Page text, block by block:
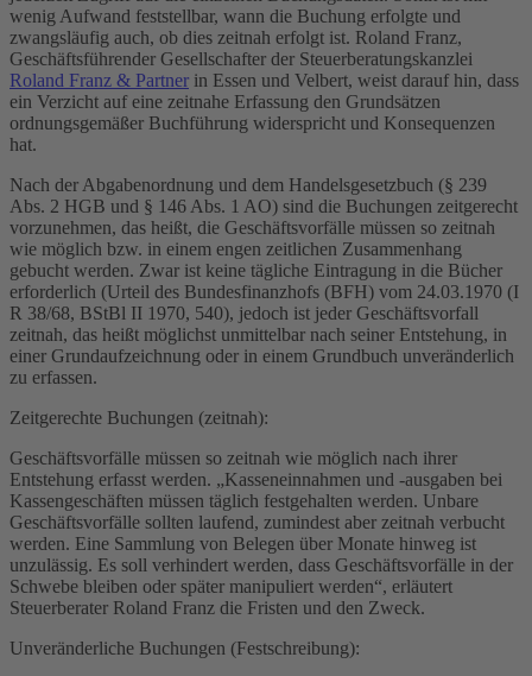
wenig Aufwand feststellbar, wann die Buchung erfolgte und
zwangsläufig auch, ob dies zeitnah erfolgt ist. Roland Franz,
Geschäftsführender Gesellschafter der Steuerberatungskanzlei
Roland Franz & Partner in Essen und Velbert, weist darauf hin, dass
ein Verzicht auf eine zeitnahe Erfassung den Grundsätzen
ordnungsgemäßer Buchführung widerspricht und Konsequenzen
hat.
Nach der Abgabenordnung und dem Handelsgesetzbuch (§ 239
Abs. 2 HGB und § 146 Abs. 1 AO) sind die Buchungen zeitgerecht
vorzunehmen, das heißt, die Geschäftsvorfälle müssen so zeitnah
wie möglich bzw. in einem engen zeitlichen Zusammenhang
gebucht werden. Zwar ist keine tägliche Eintragung in die Bücher
erforderlich (Urteil des Bundesfinanzhofs (BFH) vom 24.03.1970 (I
R 38/68, BStBl II 1970, 540), jedoch ist jeder Geschäftsvorfall
zeitnah, das heißt möglichst unmittelbar nach seiner Entstehung, in
einer Grundaufzeichnung oder in einem Grundbuch unveränderlich
zu erfassen.
Zeitgerechte Buchungen (zeitnah):
Geschäftsvorfälle müssen so zeitnah wie möglich nach ihrer
Entstehung erfasst werden. „Kasseneinnahmen und -ausgaben bei
Kassengeschäften müssen täglich festgehalten werden. Unbare
Geschäftsvorfälle sollten laufend, zumindest aber zeitnah verbucht
werden. Eine Sammlung von Belegen über Monate hinweg ist
unzulässig. Es soll verhindert werden, dass Geschäftsvorfälle in der
Schwebe bleiben oder später manipuliert werden“, erläutert
Steuerberater Roland Franz die Fristen und den Zweck.
Unveränderliche Buchungen (Festschreibung):